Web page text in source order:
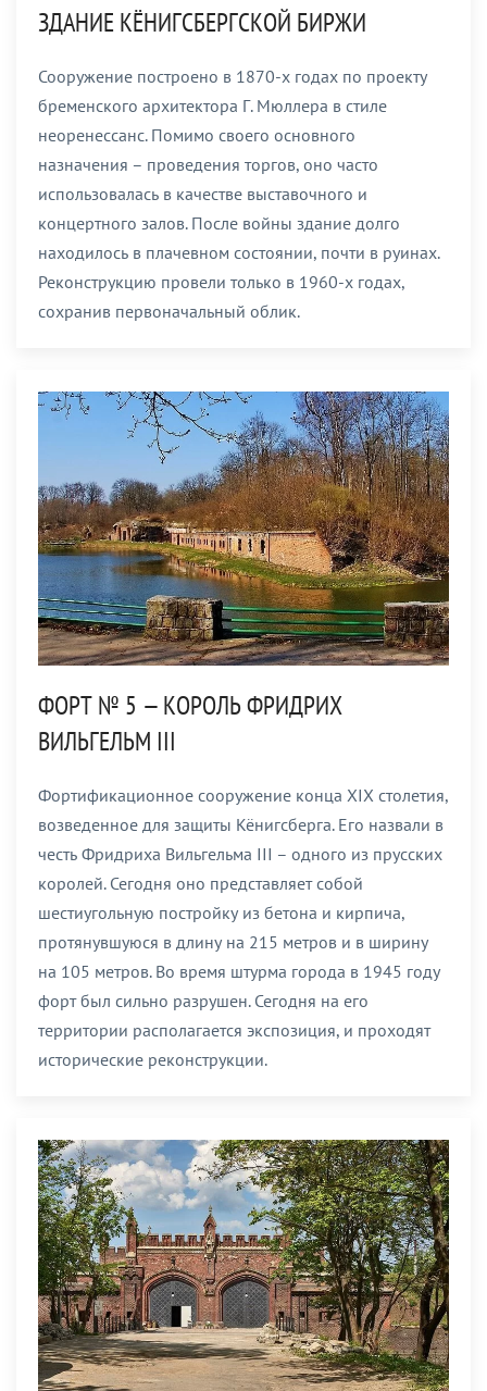
ЗДАНИЕ КЁНИГСБЕРГСКОЙ БИРЖИ
Сооружение построено в 1870-х годах по проекту
бременского архитектора Г. Мюллера в стиле
неоренессанс. Помимо своего основного
назначения – проведения торгов, оно часто
использовалась в качестве выставочного и
концертного залов. После войны здание долго
находилось в плачевном состоянии, почти в руинах.
Реконструкцию провели только в 1960-х годах,
сохранив первоначальный облик.
ФОРТ № 5 — КОРОЛЬ ФРИДРИХ
ВИЛЬГЕЛЬМ III
Фортификационное сооружение конца XIX столетия,
возведенное для защиты Кёнигсберга. Его назвали в
честь Фридриха Вильгельма III – одного из прусских
королей. Сегодня оно представляет собой
шестиугольную постройку из бетона и кирпича,
протянувшуюся в длину на 215 метров и в ширину
на 105 метров. Во время штурма города в 1945 году
форт был сильно разрушен. Сегодня на его
территории располагается экспозиция, и проходят
исторические реконструкции.